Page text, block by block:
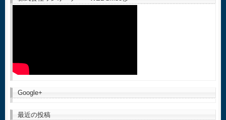
Google+
最近の投稿